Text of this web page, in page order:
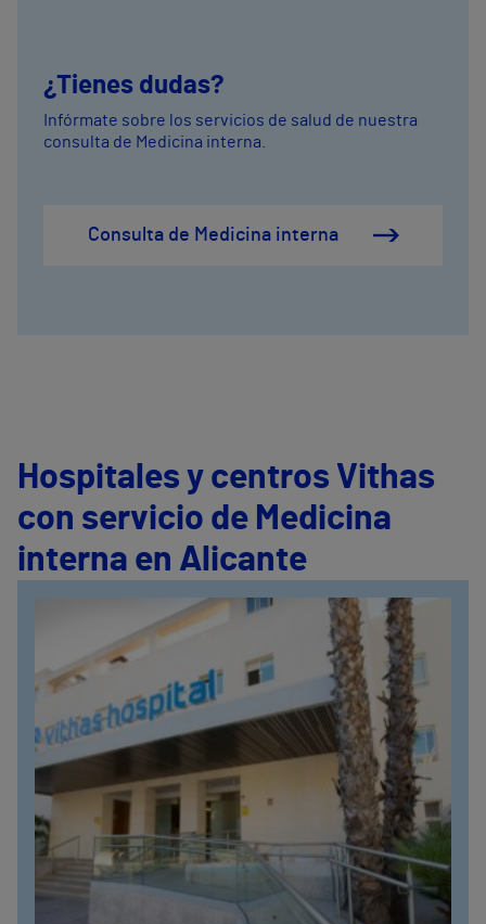
¿Tienes dudas?
Infórmate sobre los servicios de salud de nuestra
consulta de Medicina interna.
Consulta de Medicina interna
Hospitales y centros Vithas
con servicio de Medicina
interna en Alicante